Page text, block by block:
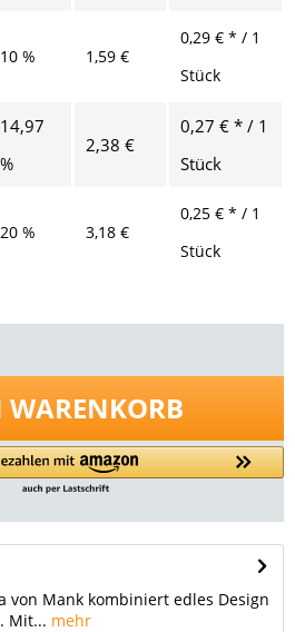
10 % 1,59 €
0,29 € * / 1
Stück
14,97
%
2,38 €
0,27 € * / 1
Stück
20 % 3,18 €
0,25 € * / 1
Stück
WARENKORB
von Mank kombiniert edles Design
Mit... mehr